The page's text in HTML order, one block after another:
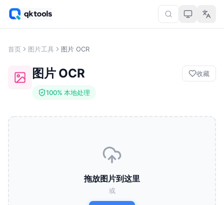
首页 图片工具 图片 OCR
图片 OCR
100% 本地处理
收藏
拖放图片到这里
或